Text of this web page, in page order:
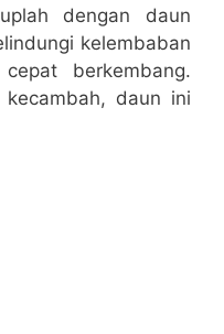
dengan daun
kelembaban
berkembang.
kecambah, daun ini